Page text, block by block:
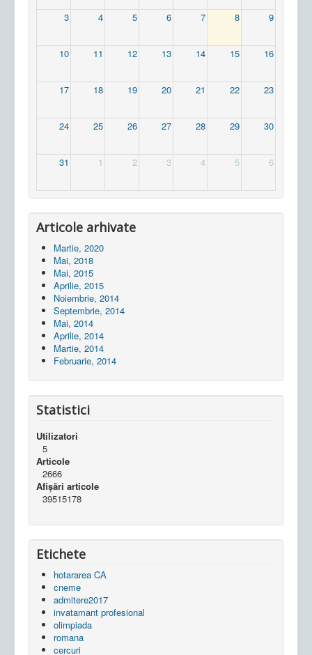
3 4 5 6 7 8 9
10 11 12 13 14 15 16
17 18 19 20 21 22 23
24 25 26 27 28 29 30
31 1 2 3 4 5 6
Articole arhivate
Martie, 2020
Mai, 2018
Mai, 2015
Aprilie, 2015
Noiembrie, 2014
Septembrie, 2014
Mai, 2014
Aprilie, 2014
Martie, 2014
Februarie, 2014
Statistici
Utilizatori
5
Articole
2666
Afișări articole
39515178
Etichete
hotararea CA
cneme
admitere2017
invatamant profesional
olimpiada
romana
cercuri